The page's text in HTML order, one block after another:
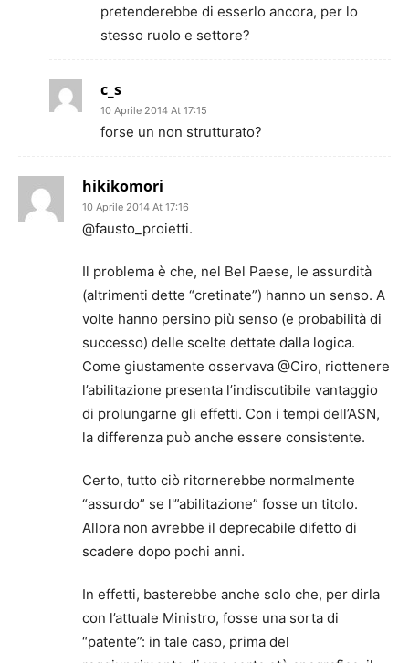
pretenderebbe di esserlo ancora, per lo
stesso ruolo e settore?
c_s
10 Aprile 2014 At 17:15
forse un non strutturato?
hikikomori
10 Aprile 2014 At 17:16
@fausto_proietti.
Il problema è che, nel Bel Paese, le assurdità
(altrimenti dette “cretinate”) hanno un senso. A
volte hanno persino più senso (e probabilità di
successo) delle scelte dettate dalla logica.
Come giustamente osservava @Ciro, riottenere
l’abilitazione presenta l’indiscutibile vantaggio
di prolungarne gli effetti. Con i tempi dell’ASN,
la differenza può anche essere consistente.
Certo, tutto ciò ritornerebbe normalmente
“assurdo” se l'”abilitazione” fosse un titolo.
Allora non avrebbe il deprecabile difetto di
scadere dopo pochi anni.
In effetti, basterebbe anche solo che, per dirla
con l’attuale Ministro, fosse una sorta di
“patente”: in tale caso, prima del